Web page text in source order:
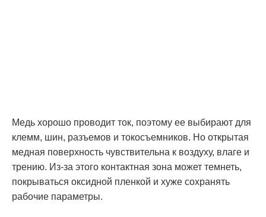
Медь хорошо проводит ток, поэтому ее выбирают для
клемм, шин, разъемов и токосъемников. Но открытая
медная поверхность чувствительна к воздуху, влаге и
трению. Из-за этого контактная зона может темнеть,
покрываться оксидной пленкой и хуже сохранять
рабочие параметры.